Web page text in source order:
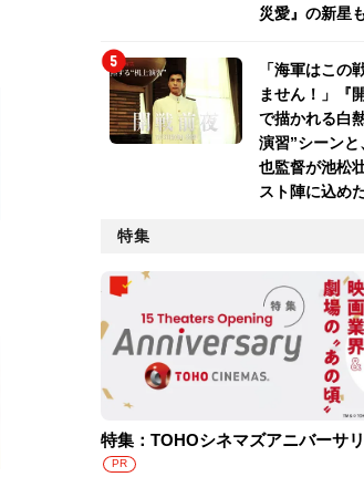
災愛』の新星
「海軍はこの
ません！」『
で描かれる白
演習”シーンと
也監督が池松
スト陣に込め
特集
特集：TOHOシネマズアニバーサ
PR